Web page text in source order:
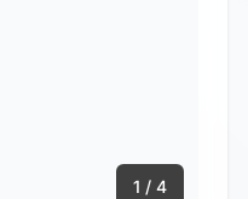
1 / 4